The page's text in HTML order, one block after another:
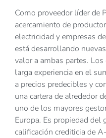
Como proveedor líder de
acercamiento de
electricidad y empresas
está desarrollando
valor a ambas partes.
larga experiencia en el
a precios predecibles y
una cartera de alrededor
uno de los mayores
Europa. Es propiedad del
calificación crediticia de